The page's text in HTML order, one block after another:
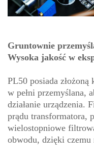
Gruntownie
Wysoka jakość w
PL50 posiada
w pełni przemyślana,
działanie urządzenia.
prądu transformatora,
wielostopniowe
obwodu, dzięki czemu